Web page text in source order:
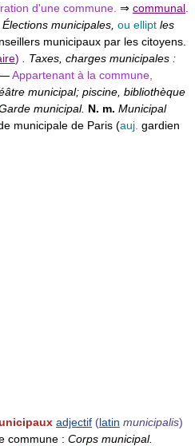
d'une commune. ⇒ communal
municipales, ou ellipt les
municipaux par les citoyens.
) . Taxes, charges municipales :
—Appartenant à la commune,
municipal; piscine, bibliothèque
municipal. N. m. Municipal
municipale de Paris (auj. gardien
adjectif (latin municipalis)
commune : Corps municipal.